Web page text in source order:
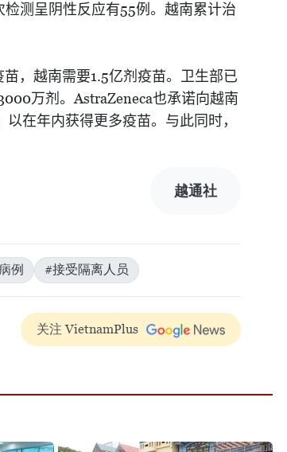
检测呈阴性反应有55例。越南累计治
，越南需要1.5亿剂疫苗。卫生部已
万剂。AstraZeneca也承诺向越南
在年内获得更多疫苗。与此同时，
越通社
例 #接受隔离人员
关注 VietnamPlus